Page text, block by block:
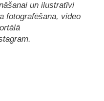
anai un ilustratīvi
fotografēšana, video